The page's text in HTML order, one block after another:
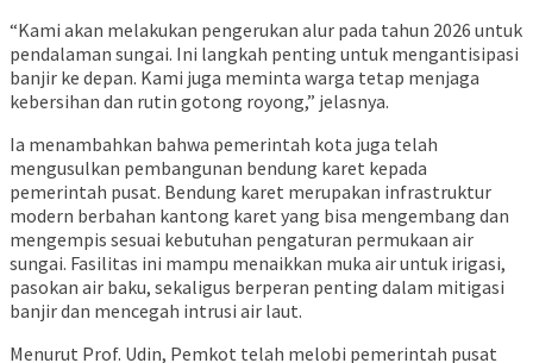
“Kami akan melakukan pengerukan alur pada tahun 2026 untuk
pendalaman sungai. Ini langkah penting untuk mengantisipasi
banjir ke depan. Kami juga meminta warga tetap menjaga
kebersihan dan rutin gotong royong,” jelasnya.
Ia menambahkan bahwa pemerintah kota juga telah
mengusulkan pembangunan bendung karet kepada
pemerintah pusat. Bendung karet merupakan infrastruktur
modern berbahan kantong karet yang bisa mengembang dan
mengempis sesuai kebutuhan pengaturan permukaan air
sungai. Fasilitas ini mampu menaikkan muka air untuk irigasi,
pasokan air baku, sekaligus berperan penting dalam mitigasi
banjir dan mencegah intrusi air laut.
Menurut Prof. Udin, Pemkot telah melobi pemerintah pusat